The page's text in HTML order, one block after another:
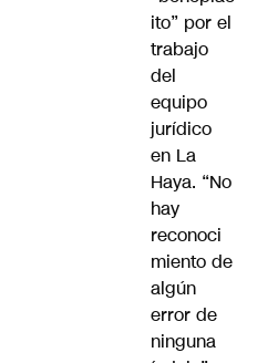
ito” por el
trabajo
del
equipo
jurídico
en La
Haya. “No
hay
reconoci
miento de
algún
error de
ninguna